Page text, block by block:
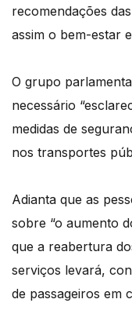
recomendações
assim o bem-estar
O grupo
necessário
medidas de
nos transportes
Adianta que as
sobre “o aumento
que a reabertura
serviços levará,
de passageiros em